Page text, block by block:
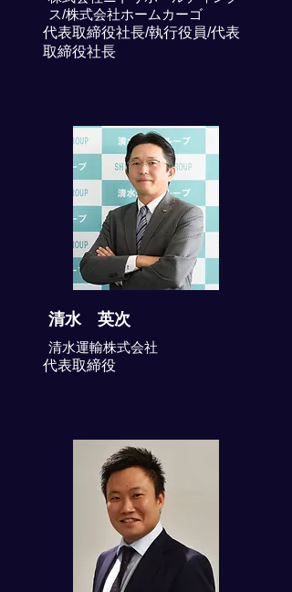
ス/株式会社ホームカーゴ
代表取締役社長/執行役員/代表
取締役社長
清水 英次
清水運輸株式会社
代表取締役